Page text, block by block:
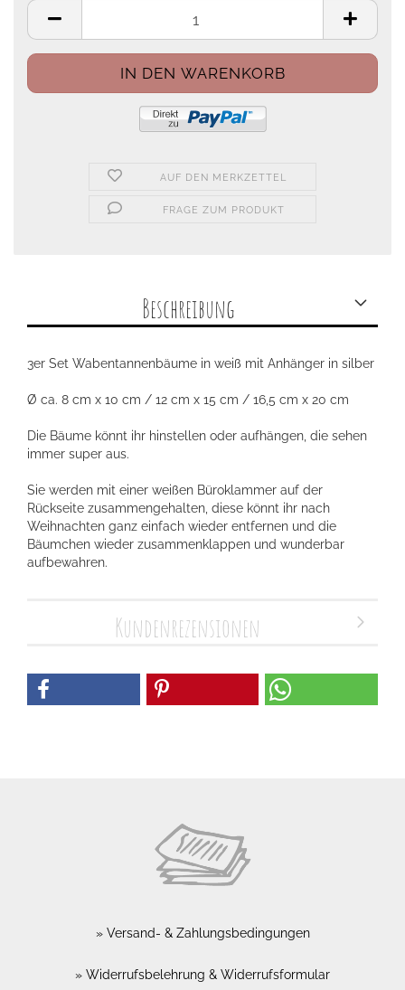
AUF DEN MERKZETTEL
FRAGE ZUM PRODUKT
Beschreibung
3er Set Wabentannenbäume in weiß mit Anhänger in silber
Ø ca. 8 cm x 10 cm / 12 cm x 15 cm / 16,5 cm x 20 cm
Die Bäume könnt ihr hinstellen oder aufhängen, die sehen
immer super aus.
Sie werden mit einer weißen Büroklammer auf der
Rückseite zusammengehalten, diese könnt ihr nach
Weihnachten ganz einfach wieder entfernen und die
Bäumchen wieder zusammenklappen und wunderbar
aufbewahren.
Kundenrezensionen
Versand- & Zahlungsbedingungen
Widerrufsbelehrung & Widerrufsformular